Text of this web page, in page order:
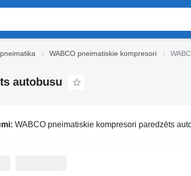
WABCO pneimatiskie kompresori
autobusu
WABCO pneimatiskie kompresori paredzēts